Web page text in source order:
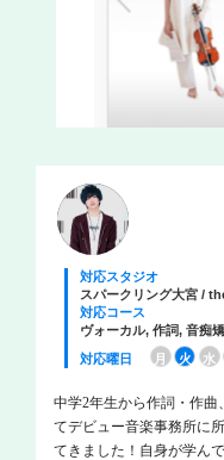
対応スタジオ
スパークリング大宮 /
対応コース
ヴォーカル, 作詞, 音痴
対応曜日
月 火 水
中学2年生から作詞・作曲
てデビュー音楽事務所に
てきました！自身が学ん